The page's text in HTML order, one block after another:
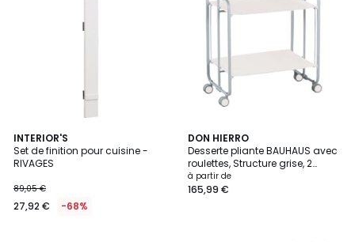
INTERIOR'S
Set de finition pour cuisine -
RIVAGES
89,05 €
27,92 € -68%
DON HIERRO
Desserte pliante BAUHAUS avec
roulettes, Structure grise, 2
niveaux, 4 positions
à partir de
165,99 €
3,8
/ 5
37
Couleurs